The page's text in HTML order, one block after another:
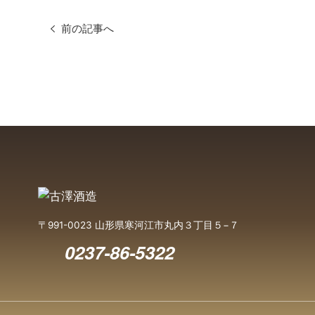
前の記事へ
〒991-0023 山形県寒河江市丸内３丁目５−７
0237-86-5322